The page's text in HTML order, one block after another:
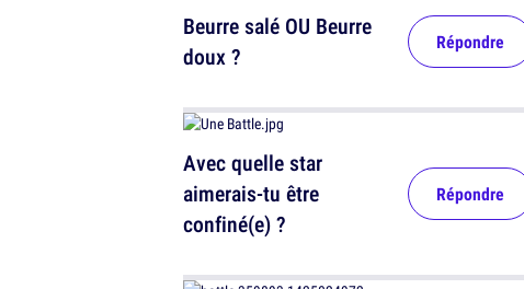
Beurre salé OU Beurre
doux ?
Répondre
Avec quelle star
aimerais-tu être
confiné(e) ?
Répondre